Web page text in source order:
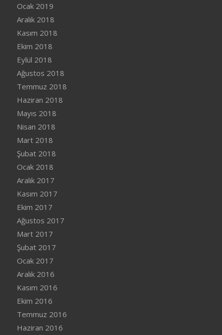
Ocak 2019
Aralık 2018
Kasım 2018
Ekim 2018
Eylül 2018
Ağustos 2018
Temmuz 2018
Haziran 2018
Mayıs 2018
Nisan 2018
Mart 2018
Şubat 2018
Ocak 2018
Aralık 2017
Kasım 2017
Ekim 2017
Ağustos 2017
Mart 2017
Şubat 2017
Ocak 2017
Aralık 2016
Kasım 2016
Ekim 2016
Temmuz 2016
Haziran 2016